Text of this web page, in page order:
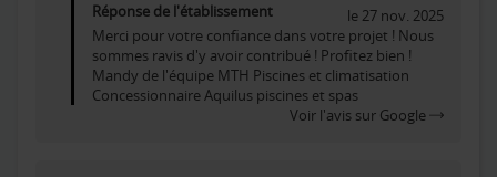
Réponse de l'établissement
le 27 nov. 2025
Merci pour votre confiance dans votre projet ! Nous
sommes ravis d'y avoir contribué ! Profitez bien !
Mandy de l'équipe MTH Piscines et climatisation
Concessionnaire Aquilus piscines et spas
Voir l'avis sur Google